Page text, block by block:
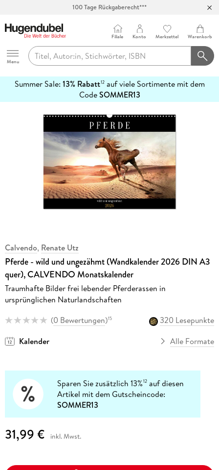
100 Tage Rückgaberecht***
Hugendubel
Menu
Filiale Konto Merkzettel Warenkorb
Summer Sale: 13% Rabatt12auf viele Sortimente mit dem
CodeSOMMER13
erfahren
Calvendo, Renate Utz
Pferde - wild und ungezähmt (Wandkalender 2026 DIN A3
quer), CALVENDO Monatskalender
Traumhafte Bilder frei lebender Pferderassen in
ursprünglichen Naturlandschaften
(0 Bewertungen)15
320 Lesepunkte
Kalender
Alle Formate
Sparen Sie zusätzlich 13%12 auf diesen
Artikel mit dem Gutscheincode:
SOMMER13
31,99 € inkl. Mwst.